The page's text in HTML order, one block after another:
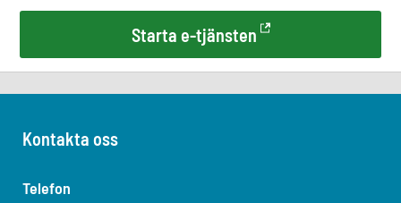
Starta e-tjänsten
Kontakta oss
Telefon